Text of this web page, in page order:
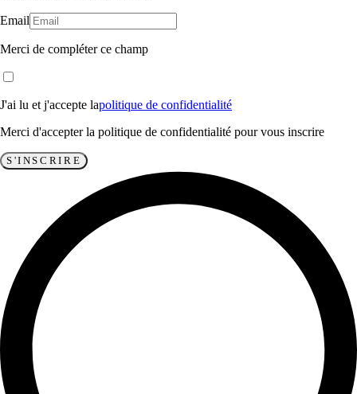
Email
Merci de compléter ce champ
J'ai lu et j'accepte lapolitique de confidentialité
Merci d'accepter la politique de confidentialité pour vous inscrire
S'INSCRIRE